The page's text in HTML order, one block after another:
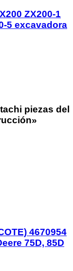
ZX200-1
5 excavadora
piezas del
4670954
75D, 85D